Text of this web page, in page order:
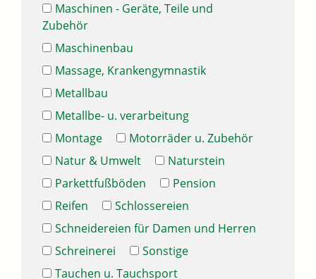
Maschinen - Geräte, Teile und
Zubehör
Maschinenbau
Massage, Krankengymnastik
Metallbau
Metallbe- u. verarbeitung
Montage
Motorräder u. Zubehör
Natur & Umwelt
Naturstein
Parkettfußböden
Pension
Reifen
Schlossereien
Schneidereien für Damen und Herren
Schreinerei
Sonstige
Tauchen u. Tauchsport